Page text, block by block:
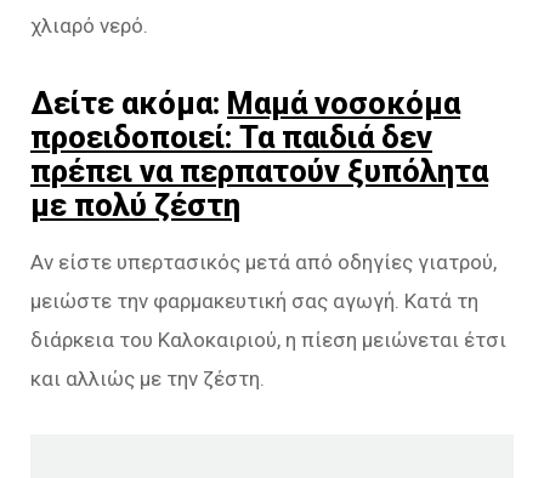
χλιαρό νερό.
Δείτε ακόμα: Μαμά νοσοκόμα
προειδοποιεί: Τα παιδιά δεν
πρέπει να περπατούν ξυπόλητα
με πολύ ζέστη
Αν είστε υπερτασικός μετά από οδηγίες γιατρού,
μειώστε την φαρμακευτική σας αγωγή. Κατά τη
διάρκεια του Καλοκαιριού, η πίεση μειώνεται έτσι
και αλλιώς με την ζέστη.